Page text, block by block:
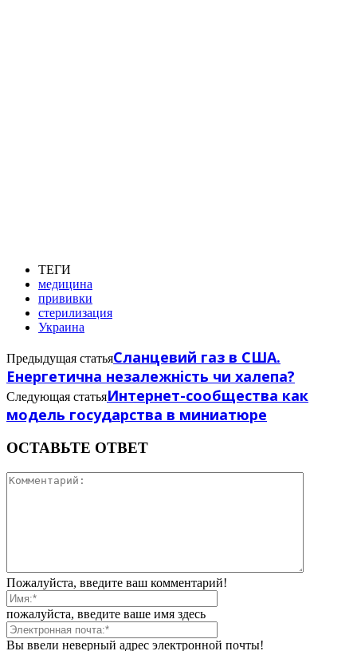
ТЕГИ
медицина
прививки
стерилизация
Украина
Предыдущая статьяСланцевий газ в США.
Енергетична незалежнiсть чи халепа?
Следующая статьяИнтернет-сообщества как
модель государства в миниатюре
ОСТАВЬТЕ ОТВЕТ
Пожалуйста, введите ваш комментарий!
пожалуйста, введите ваше имя здесь
Вы ввели неверный адрес электронной почты!